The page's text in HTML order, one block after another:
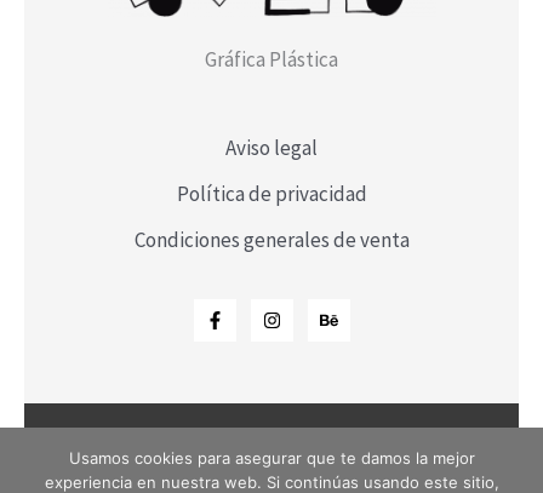
Gráfica Plástica
Aviso legal
Política de privacidad
Condiciones generales de venta
Copyright © 2026 Fosfenos | Powered by Fosfenos
Usamos cookies para asegurar que te damos la mejor
experiencia en nuestra web. Si continúas usando este sitio,